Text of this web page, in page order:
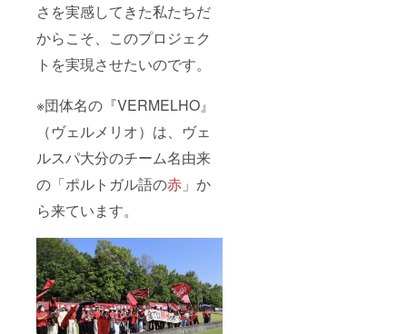
さを実感してきた私たちだ
からこそ、このプロジェク
トを実現させたいのです。
※団体名の『VERMELHO』
（ヴェルメリオ）は、ヴェ
ルスパ大分のチーム名由来
の「ポルトガル語の赤 」か
ら来ています。